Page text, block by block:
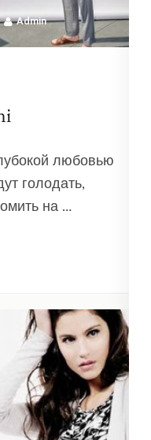
Admin
любовью
голодать,
на …